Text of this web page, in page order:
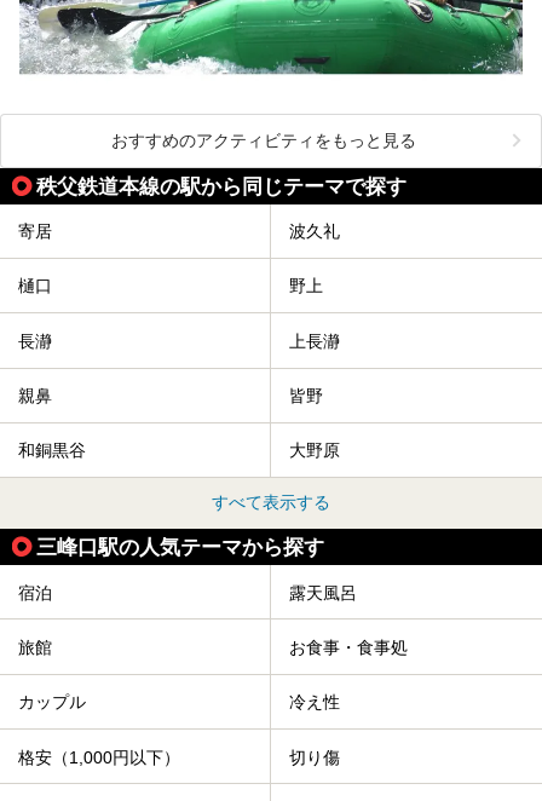
おすすめのアクティビティをもっと見る
秩父鉄道本線の駅から同じテーマで探す
寄居 波久礼
樋口 野上
長瀞 上長瀞
親鼻 皆野
和銅黒谷 大野原
すべて表示する
三峰口駅の人気テーマから探す
宿泊 露天風呂
旅館 お食事・食事処
カップル 冷え性
格安（1,000円以下） 切り傷